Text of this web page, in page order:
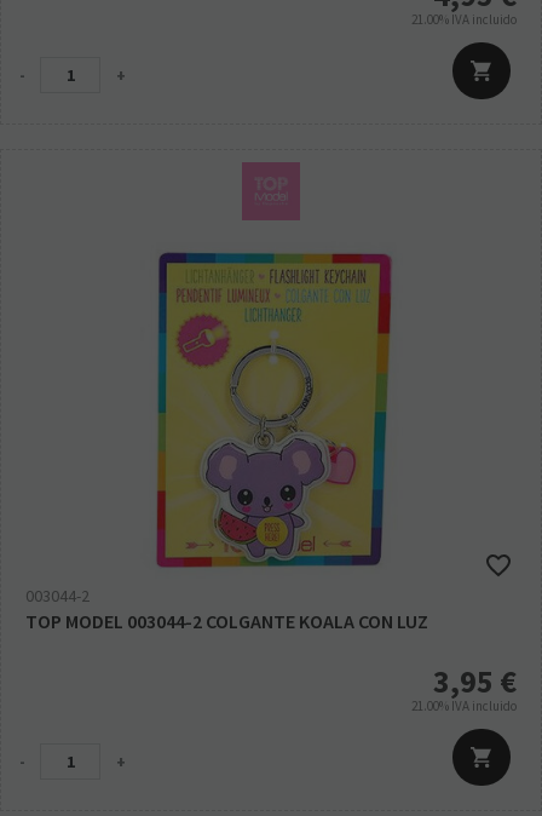
21.00% IVA incluido
- +
003044-2
TOP MODEL 003044-2 COLGANTE KOALA CON LUZ
3,95 €
21.00% IVA incluido
- +